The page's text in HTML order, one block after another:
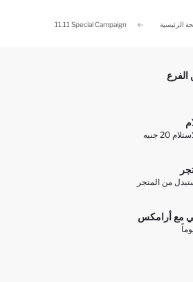
الرئيسية 11.11 Special Campaign
الفرع
جنيه
من المتجر
مع أرامكس